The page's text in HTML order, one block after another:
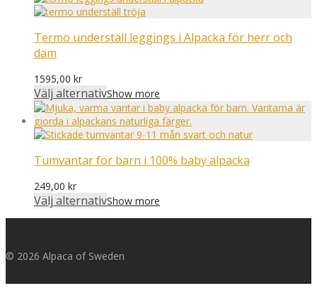
Termo underställ leggings i Alpacka för herr och
dam
1595,00 kr
Välj alternativShow more
Tumvantar för barn i 100% baby alpacka
249,00 kr
Välj alternativShow more
© 2026 Alpaca of Sweden